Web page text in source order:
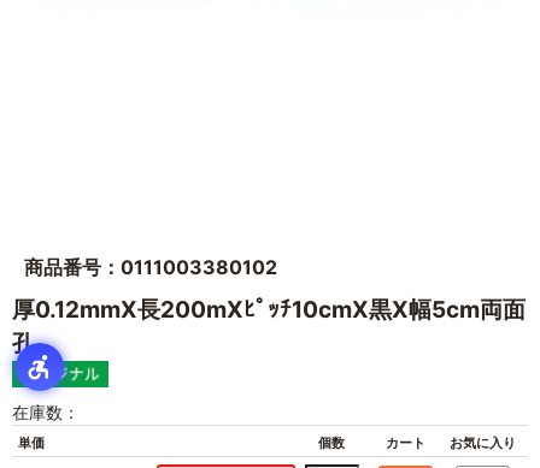
商品番号：0111003380102
厚0.12mmX長200mXﾋﾟｯﾁ10cmX黒X幅5cm両面
孔
在庫数：
単価 個数 カート お気に入り